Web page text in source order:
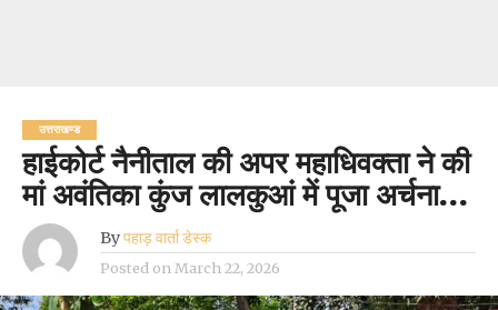
उत्तराखण्ड
हाईकोर्ट नैनीताल की अपर महाधिवक्ता ने की
मां अवंतिका कुंज लालकुआं में पूजा अर्चना…
Byपहाड़ वार्ता डेस्क
Posted on March 22, 2026